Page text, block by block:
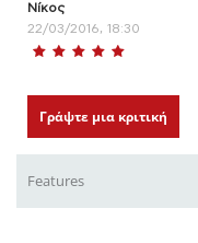
Νίκος
22/03/2016, 18:30
Γράψτε μια κριτική
Features